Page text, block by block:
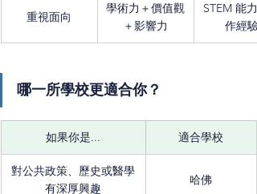
重視面向
學術力＋價值觀
＋影響力
STEM 能力
作經驗
哪一所學校更適合你？
如果你是... 適合學校
對公共政策、歷史或醫學
有深厚興趣
哈佛